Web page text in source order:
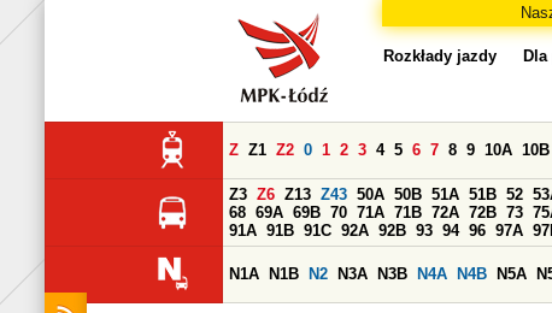
Rozkłady jazdy
Z Z1 Z2 0 1 2 3 4 5 6 7 8 9 10A 10B
Z3 Z6 Z13 Z43 50A 50B 51A 51B 52
68 69A 69B 70 71A 71B 72A 72B 73
91A 91B 91C 92A 92B 93 94 96 97A
N1A N1B N2 N3A N3B N4A N4B N5A